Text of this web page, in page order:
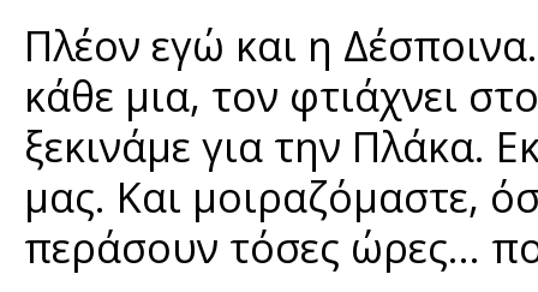
Πλέον εγώ και η
κάθε μια, τον φτιάχνει
ξεκινάμε για την Πλάκα.
μας. Και μοιραζόμαστε,
περάσουν τόσες ώρες…